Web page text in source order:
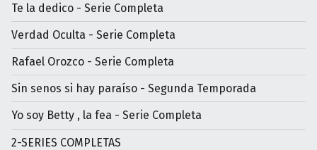
Te la dedico - Serie Completa
Verdad Oculta - Serie Completa
Rafael Orozco - Serie Completa
Sin senos si hay paraíso - Segunda Temporada
Yo soy Betty , la fea - Serie Completa
2-SERIES COMPLETAS